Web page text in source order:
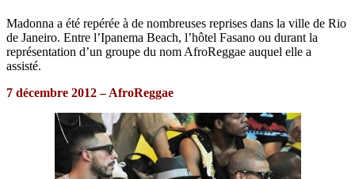
Madonna a été repérée à de nombreuses reprises dans la ville de Rio
de Janeiro. Entre l’Ipanema Beach, l’hôtel Fasano ou durant la
représentation d’un groupe du nom AfroReggae auquel elle a
assisté.
7 décembre 2012 – AfroReggae